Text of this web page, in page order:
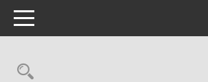
Toggle navigation